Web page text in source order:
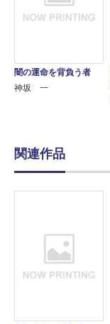
闇の運命を背負う者
神坂 一
関連作品